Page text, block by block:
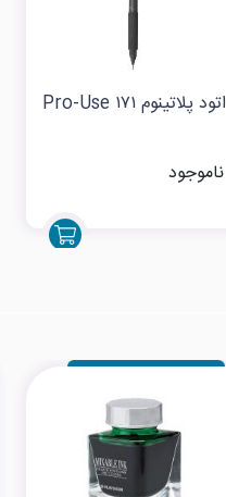
اتود پلاتینوم Pro-Use ۱۷۱
ناموجود